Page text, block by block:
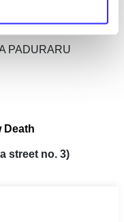
HARA
PADURARU
Death
street no. 3)